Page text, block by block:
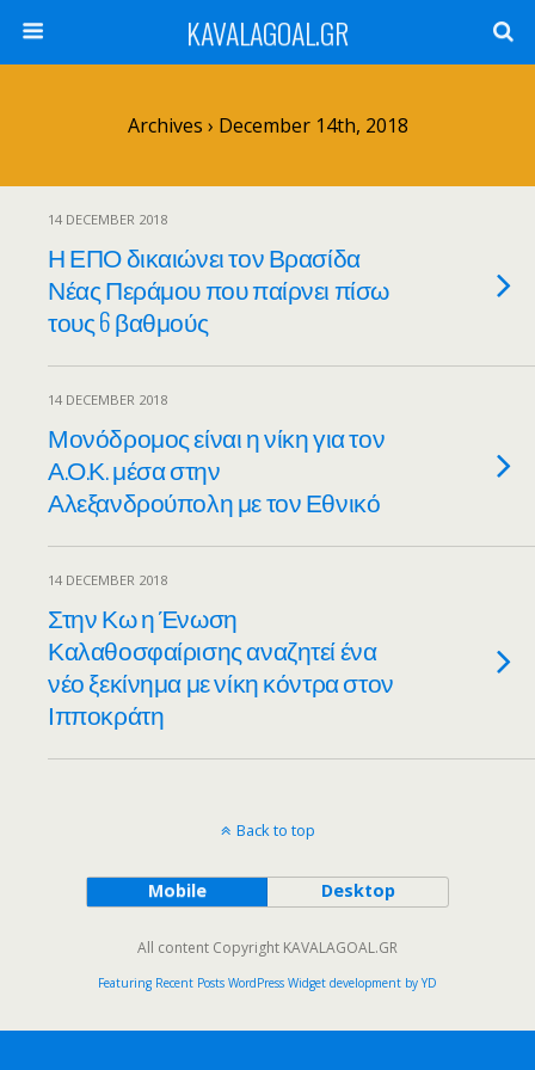
KAVALAGOAL.GR
Archives › December 14th, 2018
14 DECEMBER 2018
Η ΕΠΟ δικαιώνει τον Βρασίδα
Νέας Περάμου που παίρνει πίσω
τους 6 βαθμούς
14 DECEMBER 2018
Μονόδρομος είναι η νίκη για τον
Α.Ο.Κ. μέσα στην
Αλεξανδρούπολη με τον Εθνικό
14 DECEMBER 2018
Στην Κω η Ένωση
Καλαθοσφαίρισης αναζητεί ένα
νέο ξεκίνημα με νίκη κόντρα στον
Ιπποκράτη
Back to top
Mobile Desktop
All content Copyright KAVALAGOAL.GR
Featuring Recent Posts WordPress Widget development by YD